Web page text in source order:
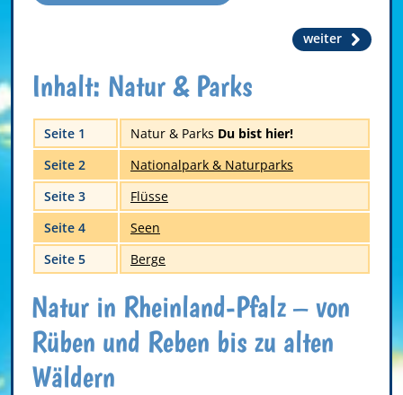
weiter
Inhalt: Natur & Parks
Seite 1 Natur & Parks Du bist hier!
Seite 2
Nationalpark & Naturparks
Seite 3
Flüsse
Seite 4
Seen
Seite 5
Berge
Natur in Rheinland-Pfalz – von
Rüben und Reben bis zu alten
Wäldern